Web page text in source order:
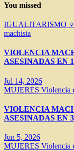
You missed
IGUALITARISMO
machista
VIOLENCIA
ASESINADAS EN
Jul 14, 2026
MUJERES Violencia
VIOLENCIA
ASESINADAS EN
Jun 5, 2026
MUJERES Violencia